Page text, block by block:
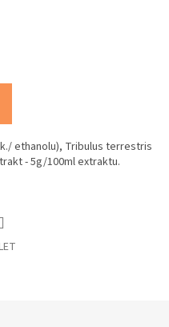
ethanolu), Tribulus terrestris
- 5g/100ml extraktu.